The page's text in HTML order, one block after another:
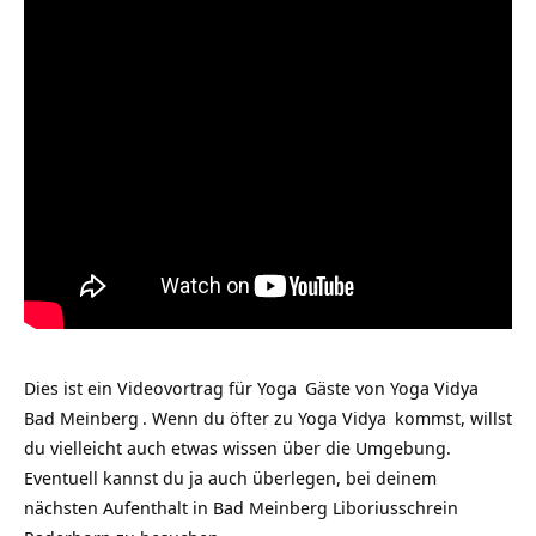
Dies ist ein Videovortrag für Yoga Gäste von Yoga Vidya
Bad Meinberg . Wenn du öfter zu Yoga Vidya kommst, willst
du vielleicht auch etwas wissen über die Umgebung.
Eventuell kannst du ja auch überlegen, bei deinem
nächsten Aufenthalt in Bad Meinberg Liboriusschrein